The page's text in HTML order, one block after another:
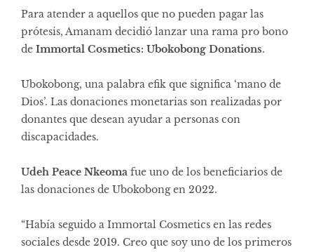
Para atender a aquellos que no pueden pagar las
prótesis, Amanam decidió lanzar una rama pro bono
de Immortal Cosmetics: Ubokobong Donations.
Ubokobong, una palabra efik que significa ‘mano de
Dios’. Las donaciones monetarias son realizadas por
donantes que desean ayudar a personas con
discapacidades.
Udeh Peace Nkeoma fue uno de los beneficiarios de
las donaciones de Ubokobong en 2022.
“Había seguido a Immortal Cosmetics en las redes
sociales desde 2019. Creo que soy uno de los primeros